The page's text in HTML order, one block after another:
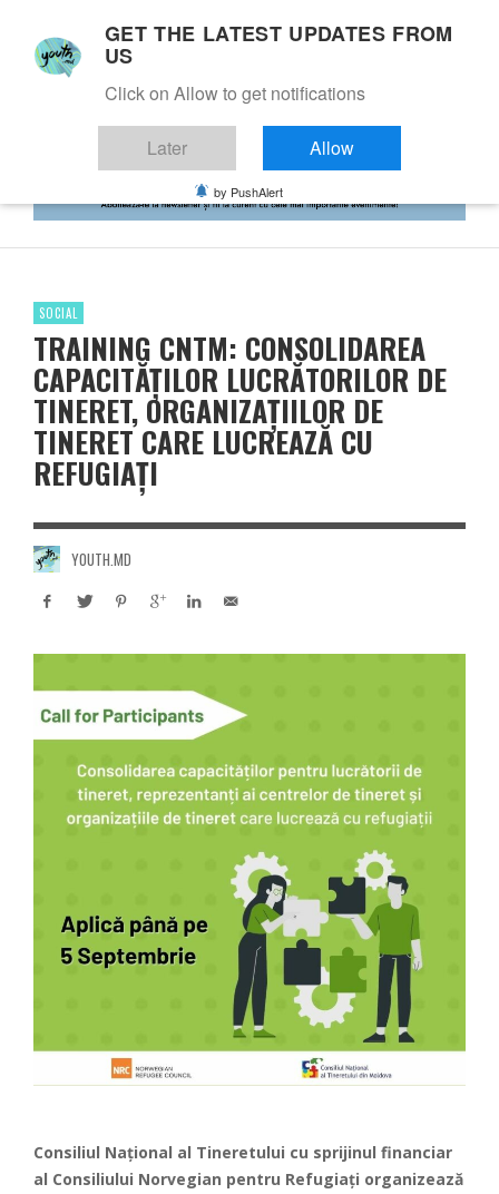
SOCIAL
TRAINING CNTM: CONSOLIDAREA
CAPACITĂȚILOR LUCRĂTORILOR DE
TINERET, ORGANIZAȚIILOR DE
TINERET CARE LUCREAZĂ CU
REFUGIAȚI
YOUTH.MD
Consiliul Național al Tineretului cu sprijinul financiar
al Consiliului Norvegian pentru Refugiați organizează
GET THE LATEST UPDATES FROM
US
Click on Allow to get notifications
Later Allow
by PushAlert